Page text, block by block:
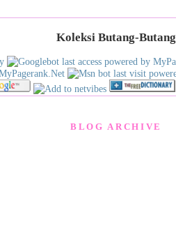
Koleksi Butang-Butang
BLOG ARCHIVE